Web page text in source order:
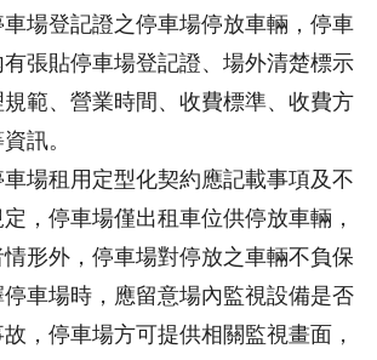
場登記證之停車場停放車輛，停車
張貼停車場登記證、場外清楚標示
範、營業時間、收費標準、收費方
訊。
場租用定型化契約應記載事項及不
，停車場僅出租車位供停放車輛，
形外，停車場對停放之車輛不負保
車場時，應留意場內監視設備是否
，停車場方可提供相關監視畫面，